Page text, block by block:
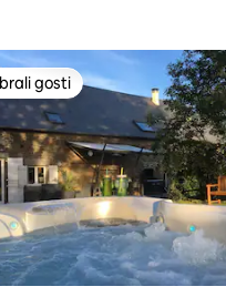
gosti
gosti